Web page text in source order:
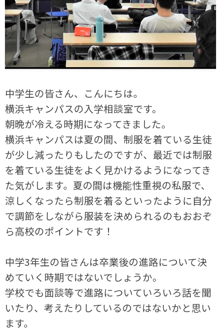
中学生の皆さん、こんにちは。
横浜キャンパスの入学相談室です。
朝晩が冷える時期になってきました。
横浜キャンパスは夏の間、制服を着ている生徒
が少し減ったりもしたのですが、最近では制服
を着ている生徒をよく見かけるようになってき
た気がします。夏の間は機能性重視の私服で、
涼しくなったら制服を着るといったように自分
で調節をしながら服装を決められるのもおおぞ
ら高校のポイントです！
中学3年生の皆さんは卒業後の進路について決
めていく時期ではないでしょうか。
学校でも面談等で進路についていろいろ話を聞
いたり、考えたりしているのではないかと思い
ます。